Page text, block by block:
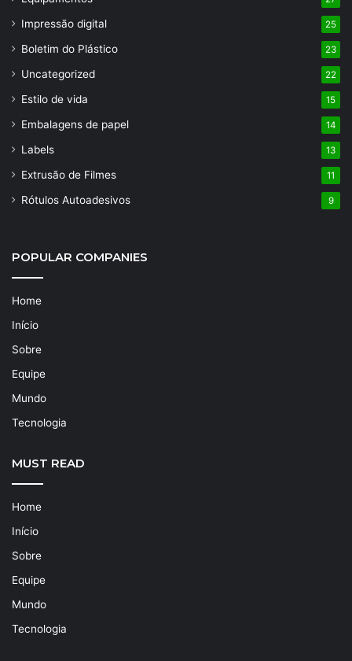
Impressão digital 25
Boletim do Plástico 23
Uncategorized 22
Estilo de vida 15
Embalagens de papel 14
Labels 13
Extrusão de Filmes 11
Rótulos Autoadesivos 9
POPULAR COMPANIES
Home
Início
Sobre
Equipe
Mundo
Tecnologia
MUST READ
Home
Início
Sobre
Equipe
Mundo
Tecnologia